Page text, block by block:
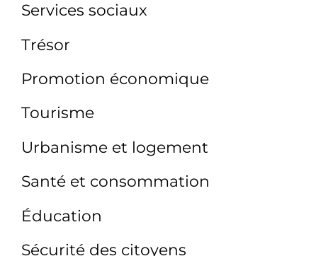
Services sociaux
Trésor
Promotion économique
Tourisme
Urbanisme et logement
Santé et consommation
Éducation
Sécurité des citoyens